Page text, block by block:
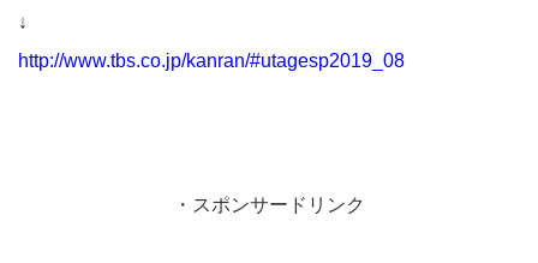
↓
http://www.tbs.co.jp/kanran/#utagesp2019_08
・スポンサードリンク